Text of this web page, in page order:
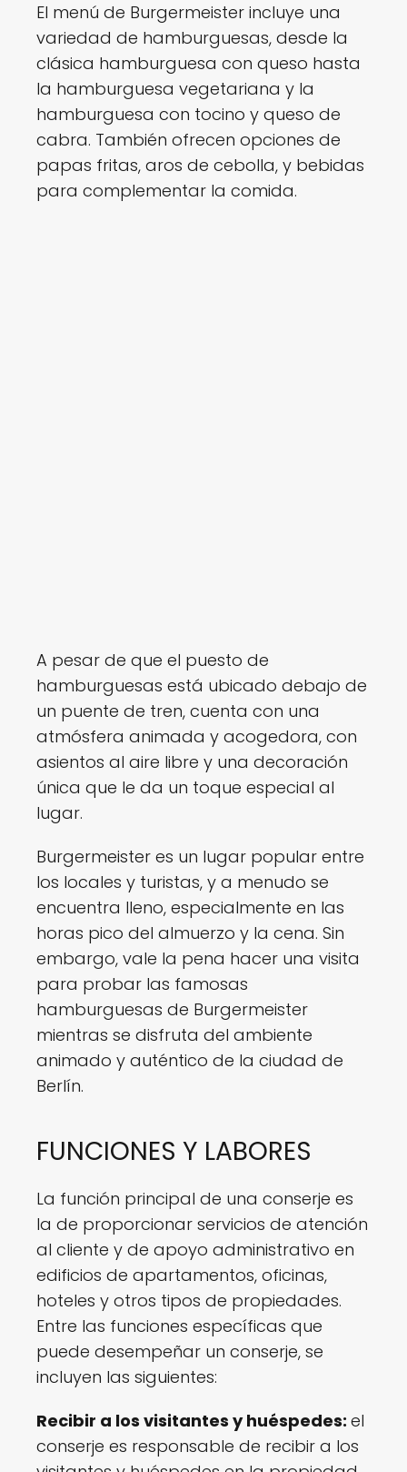
El menú de Burgermeister incluye una
variedad de hamburguesas, desde la
clásica hamburguesa con queso hasta
la hamburguesa vegetariana y la
hamburguesa con tocino y queso de
cabra. También ofrecen opciones de
papas fritas, aros de cebolla, y bebidas
para complementar la comida.
A pesar de que el puesto de
hamburguesas está ubicado debajo de
un puente de tren, cuenta con una
atmósfera animada y acogedora, con
asientos al aire libre y una decoración
única que le da un toque especial al
lugar.
Burgermeister es un lugar popular entre
los locales y turistas, y a menudo se
encuentra lleno, especialmente en las
horas pico del almuerzo y la cena. Sin
embargo, vale la pena hacer una visita
para probar las famosas
hamburguesas de Burgermeister
mientras se disfruta del ambiente
animado y auténtico de la ciudad de
Berlín.
FUNCIONES Y LABORES
La función principal de una conserje es
la de proporcionar servicios de atención
al cliente y de apoyo administrativo en
edificios de apartamentos, oficinas,
hoteles y otros tipos de propiedades.
Entre las funciones específicas que
puede desempeñar un conserje, se
incluyen las siguientes:
Recibir a los visitantes y huéspedes: el
conserje es responsable de recibir a los